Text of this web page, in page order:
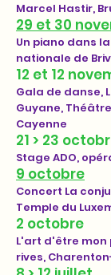
Marcel Hastir,
29 et 30
Un piano dans
nationale de
12 et 12
Gala de danse,
Guyane,
Cayenne
21 > 23
Stage ADO,
9 octobre
Concert La
Temple du
2 octobre
L'art d'être mon
rives,